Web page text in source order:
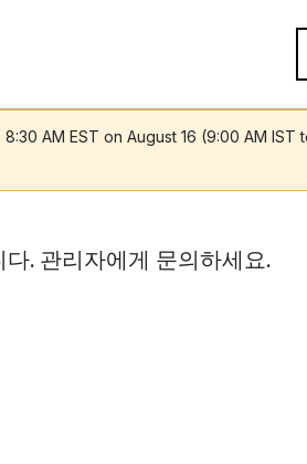
AM EST on August 16 (9:00 AM
. 관리자에게 문의하세요.